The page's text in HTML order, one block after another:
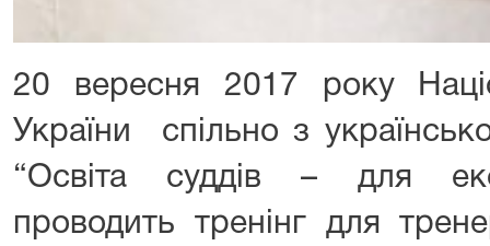
20 вересня 2017 року
України спільно з
“Освіта суддів – для
проводить тренінг для